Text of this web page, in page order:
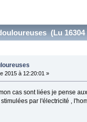
(Lu 16304
2015 à 12:20:01 »
cas sont liées je pense
par l'électricité ,